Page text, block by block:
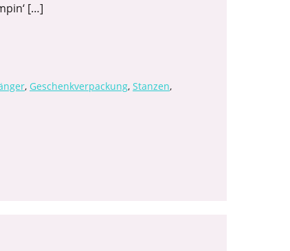
[…]
, Geschenkverpackung, Stanzen,